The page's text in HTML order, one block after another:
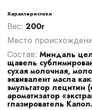
Характеристики
Вес: 200г
Место
Cостав: Миндаль
щавель
сухая молочная,
эквивалент масла
эмульгатор лецитин
ароматизатор
глазирователь Капол.